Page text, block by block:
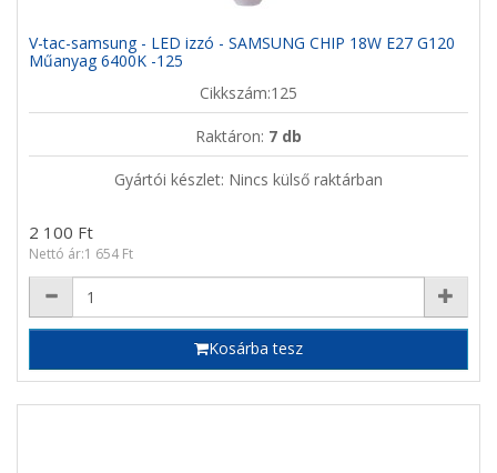
V-tac-samsung - LED izzó - SAMSUNG CHIP 18W E27 G120
Műanyag 6400K -125
Cikkszám:125
Raktáron: 7 db
Gyártói készlet: Nincs külső raktárban
2 100 Ft
Nettó ár:1 654 Ft
Kosárba tesz